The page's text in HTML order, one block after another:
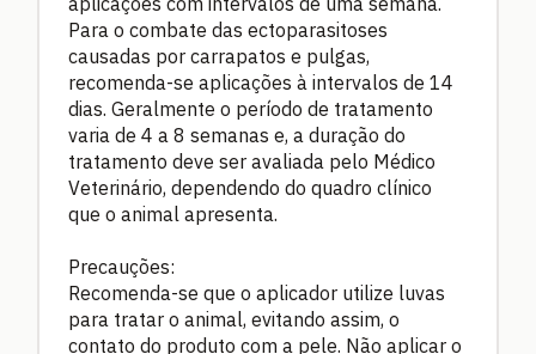
Para o combate das ectoparasitoses
causadas por carrapatos e pulgas,
recomenda-se aplicações à intervalos de 14
dias. Geralmente o período de tratamento
varia de 4 a 8 semanas e, a duração do
tratamento deve ser avaliada pelo Médico
Veterinário, dependendo do quadro clínico
que o animal apresenta.
Precauções:
Recomenda-se que o aplicador utilize luvas
para tratar o animal, evitando assim, o
contato do produto com a pele. Não aplicar o